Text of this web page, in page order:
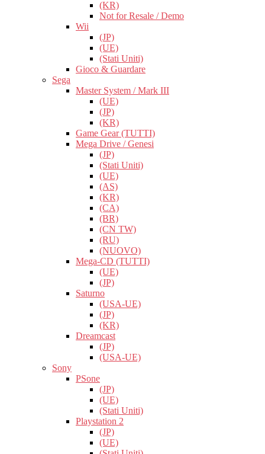
(KR)
Not for Resale / Demo
Wii
(JP)
(UE)
(Stati Uniti)
Gioco & Guardare
Sega
Master System / Mark III
(UE)
(JP)
(KR)
Game Gear (TUTTI)
Mega Drive / Genesi
(JP)
(Stati Uniti)
(UE)
(AS)
(KR)
(CA)
(BR)
(CN TW)
(RU)
(NUOVO)
Mega-CD (TUTTI)
(UE)
(JP)
Saturno
(USA-UE)
(JP)
(KR)
Dreamcast
(JP)
(USA-UE)
Sony
PSone
(JP)
(UE)
(Stati Uniti)
Playstation 2
(JP)
(UE)